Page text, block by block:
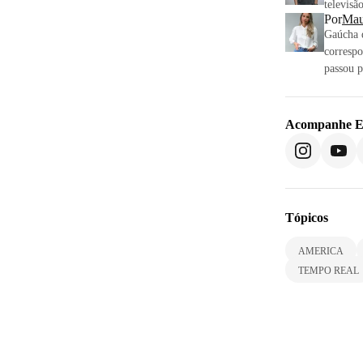
Por
Gaúcha
passou
Acompanhe
Tópicos
AMERICA
TEMPO REAL